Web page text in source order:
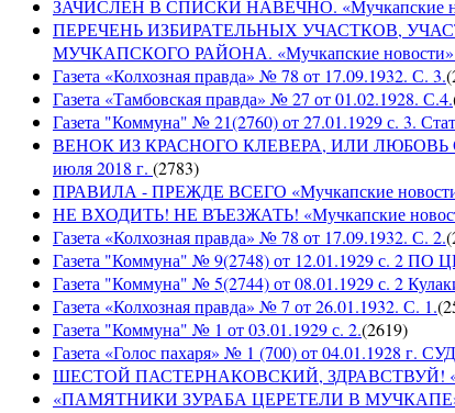
ЗАЧИСЛЕН В СПИСКИ НАВЕЧНО. «Мучкапские
ПЕРЕЧЕНЬ ИЗБИРАТЕЛЬНЫХ УЧАСТКОВ,
МУЧКАПСКОГО РАЙОНА. «Мучкапские новости»
Газета «Колхозная правда» № 78 от 17.09.1932. С. 3.(
Газета «Тамбовская правда» № 27 от 01.02.1928. С.4.
Газета "Коммуна" № 21(2760) от 27.01.1929 с. 3.
ВЕНОК ИЗ КРАСНОГО КЛЕВЕРА, ИЛИ ЛЮБОВЬ С
июля 2018 г. (2783)
ПРАВИЛА - ПРЕЖДЕ ВСЕГО «Мучкапские
НЕ ВХОДИТЬ! НЕ ВЪЕЗЖАТЬ! «Мучкапские
Газета «Колхозная правда» № 78 от 17.09.1932. С. 2.(
Газета "Коммуна" № 9(2748) от 12.01.1929 с.
Газета "Коммуна" № 5(2744) от 08.01.1929 с. 2
Газета «Колхозная правда» № 7 от 26.01.1932. С. 1.(
Газета "Коммуна" № 1 от 03.01.1929 с. 2.(2619)
Газета «Голос пахаря» № 1 (700) от 04.01.1928 г.
ШЕСТОЙ ПАСТЕРНАКОВСКИЙ, ЗДРАВСТВУЙ!
«ПАМЯТНИКИ ЗУРАБА ЦЕРЕТЕЛИ В МУЧКАПЕ».